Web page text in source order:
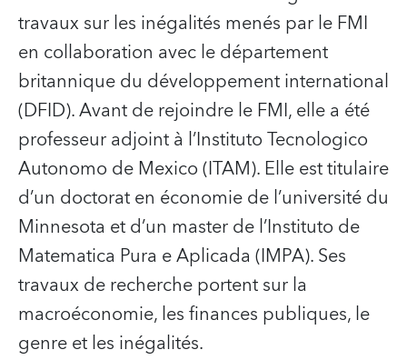
travaux sur les inégalités menés par le FMI
en collaboration avec le département
britannique du développement international
(DFID). Avant de rejoindre le FMI, elle a été
professeur adjoint à l’Instituto Tecnologico
Autonomo de Mexico (ITAM). Elle est titulaire
d’un doctorat en économie de l’université du
Minnesota et d’un master de l’Instituto de
Matematica Pura e Aplicada (IMPA). Ses
travaux de recherche portent sur la
macroéconomie, les finances publiques, le
genre et les inégalités.